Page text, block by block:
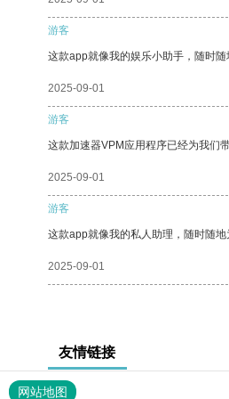
游客
这款app就像我的娱乐小助手，随时随
2025-09-01
游客
这款加速器VPM应用程序已经为我们
2025-09-01
游客
这款app就像我的私人助理，随时随地
2025-09-01
友情链接
网站地图